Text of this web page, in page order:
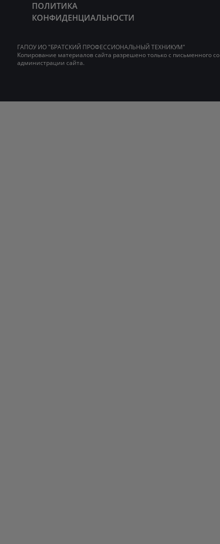
ПОЛИТИКА
КОНФИДЕНЦИАЛЬНОСТИ
ГАПОУ ИО "БРАТСКИЙ ПРОФЕССИОНАЛЬНЫЙ ТЕХНИКУМ"
Копирование материалов сайта разрешено только с письменного
администрации сайта.